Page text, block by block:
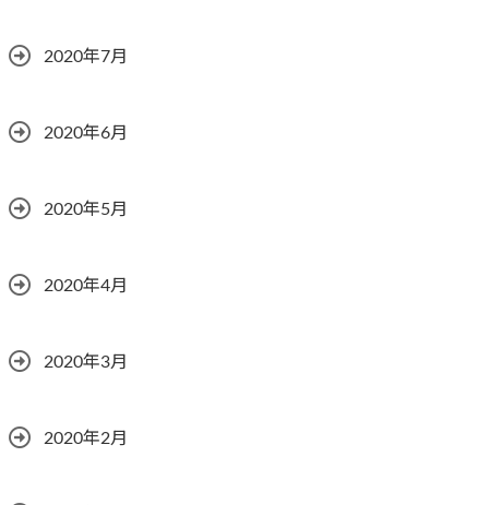
2020年7月
2020年6月
2020年5月
2020年4月
2020年3月
2020年2月